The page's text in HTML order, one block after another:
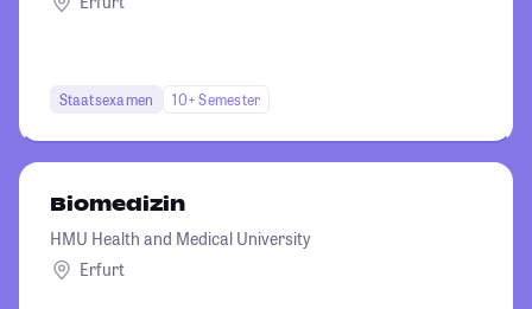
Staatsexamen 10+ Semester
Biomedizin
HMU Health and Medical University
Erfurt